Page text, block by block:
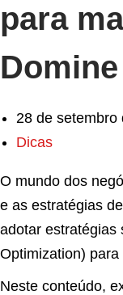
para
28 de setembro
Dicas
O mundo dos
e as estratégias de
adotar estratégias
Optimization)
Neste conteúdo,